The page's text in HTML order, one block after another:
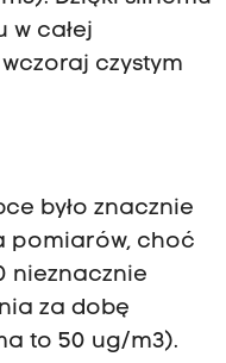
w całej
czystym
było znacznie
pomiarów, choć
nieznacznie
za dobę
to 50 ug/m3).